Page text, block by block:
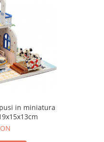
in miniatura